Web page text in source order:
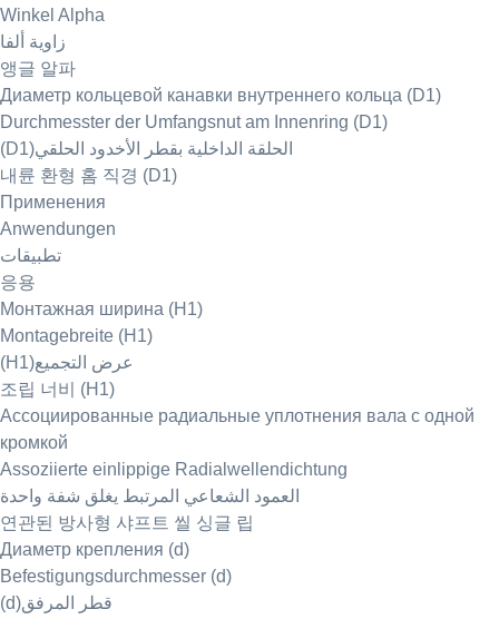
Winkel Alpha
زاوية ألفا
앵글 알파
Диаметр кольцевой канавки внутреннего кольца (D1)
Durchmesster der Umfangsnut am Innenring (D1)
(D1)الحلقة الداخلية بقطر الأخدود الحلقي
내륜 환형 홈 직경 (D1)
Применения
Anwendungen
تطبيقات
응용
Монтажная ширина (H1)
Montagebreite (H1)
(H1)عرض التجميع
조립 너비 (H1)
Ассоциированные радиальные уплотнения вала с одной
кромкой
Assoziierte einlippige Radialwellendichtung
العمود الشعاعي المرتبط يغلق شفة واحدة
연관된 방사형 샤프트 씰 싱글 립
Диаметр крепления (d)
Befestigungsdurchmesser (d)
(d)قطر المرفق